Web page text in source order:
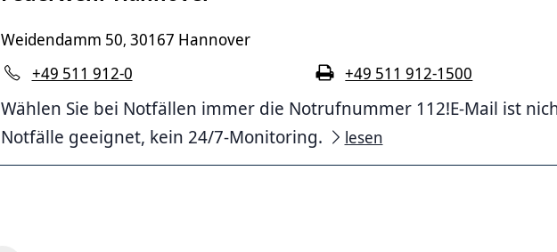
Weidendamm 50, 30167 Hannover
+49 511 912-0
+49 511 912-1500
Wählen Sie bei Notfällen immer die Notrufnummer 112!E-Mail ist
Notfälle geeignet, kein 24/7-Monitoring.
lesen